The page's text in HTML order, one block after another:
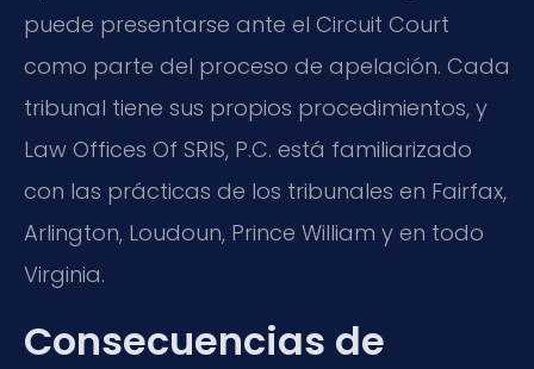
puede presentarse ante el Circuit Court
como parte del proceso de apelación. Cada
tribunal tiene sus propios procedimientos, y
Law Offices Of SRIS, P.C. está familiarizado
con las prácticas de los tribunales en Fairfax,
Arlington, Loudoun, Prince William y en todo
Virginia.
Consecuencias de